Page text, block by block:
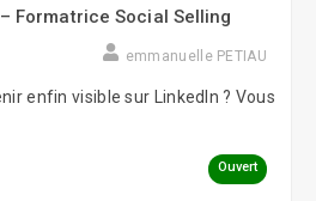
Formatrice Social Selling
emmanuelle PETIAU
enfin visible sur LinkedIn ? Vous
Ouvert